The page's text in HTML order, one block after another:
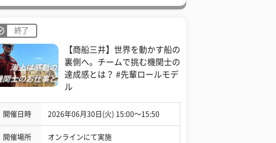
終了
【商船三井】世界を動かす船の
裏側へ。チームで挑む機関士の
達成感とは？ #先輩ロールモデ
ル
開催日時 2026年06月30日(火) 15:00〜15:50
開催場所 オンラインにて実施